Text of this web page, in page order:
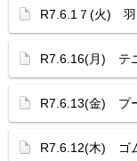
R7.6.1７(火) 羽
R7.6.16(月) テ
R7.6.13(金) プ
R7.6.12(木) ゴ